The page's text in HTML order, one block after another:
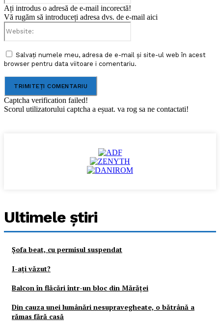
Ați introdus o adresă de e-mail incorectă!
Vă rugăm să introduceți adresa dvs. de e-mail aici
Salvați numele meu, adresa de e-mail și site-ul web în acest
browser pentru data viitoare i comentariu.
Captcha verification failed!
Scorul utilizatorului captcha a eșuat. va rog sa ne contactati!
Ultimele ştiri
Şofa beat, cu permisul suspendat
I-aţi văzut?
Balcon în flăcări într-un bloc din Mărăţei
Din cauza unei lumânări nesupravegheate, o bătrână a
rămas fără casă